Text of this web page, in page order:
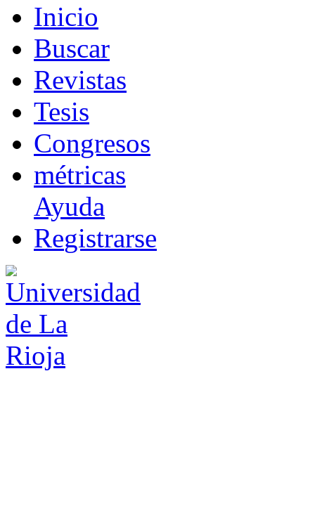
Inicio
Buscar
Revistas
Tesis
Congresos
métricas
Ayuda
Registrarse